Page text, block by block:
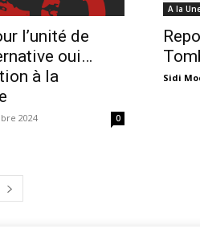
l’unité de
oui…
à la
2024 0
A la
Sidi